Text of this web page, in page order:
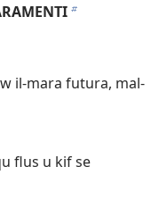
b
il-​mara futura, mal-​
flus u kif se